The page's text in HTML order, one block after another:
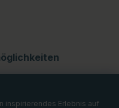
inspirierendes Erlebnis auf